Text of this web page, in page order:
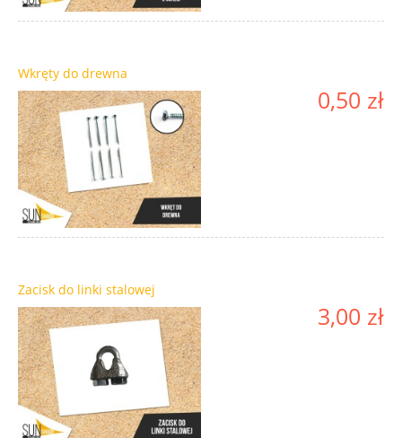
Wkręty do drewna
0,50 zł
Zacisk do linki stalowej
3,00 zł